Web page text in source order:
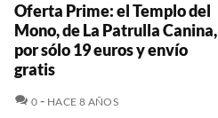
Oferta Prime: el Templo del
Mono, de La Patrulla Canina,
por sólo 19 euros y envío
gratis
0 COMENTARIOS
HACE 8 AÑOS